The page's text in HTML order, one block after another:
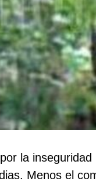
la
Menos el